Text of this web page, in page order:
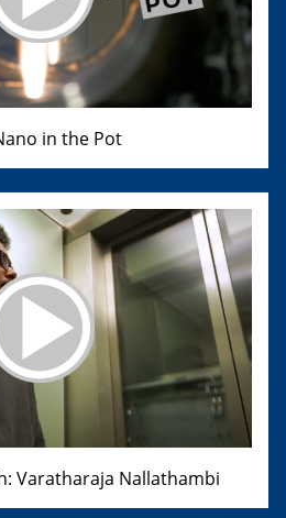
in the Pot
Varatharaja Nallathambi